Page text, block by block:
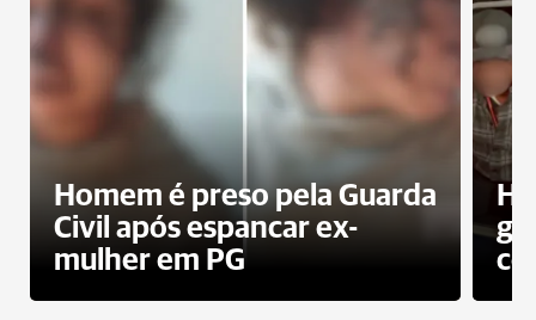
Homem é preso pela Guarda
Civil após espancar ex-
mulher em PG